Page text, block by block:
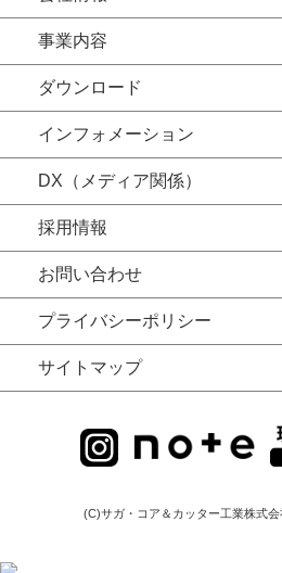
事業内容
ダウンロード
インフォメーション
DX（メディア関係）
採用情報
お問い合わせ
プライバシーポリシー
サイトマップ
(C)サガ・コア＆カッター工業株式会